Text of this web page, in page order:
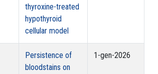
thyroxine-treated
hypothyroid
cellular model
Persistence of
bloodstains on
1-gen-2026